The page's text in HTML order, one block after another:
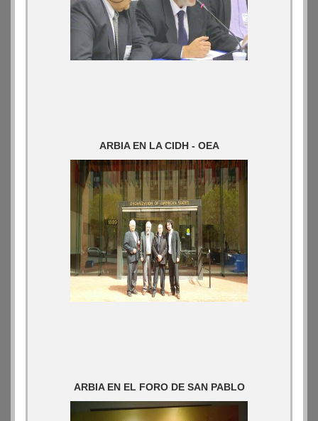
ARBIA EN LA CIDH - OEA
ARBIA EN EL FORO DE SAN PABLO